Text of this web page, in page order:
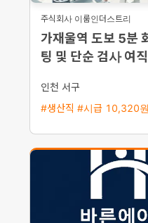
주식회사 이룸인더스트리
가재울역 도보 5분
팅 및 단순 검사 여
인천 서구
#생산직 #시급 10,320원